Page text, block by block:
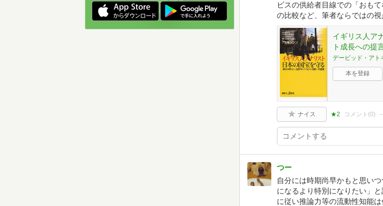
ビスの供給者目線での「おも
の比較など、筆者ならではの視
イギリス人ア
ト成長への提
デービッド・アト
本を登録
ナイス ★2 コメント(0)
つー
自分には時期尚早かもと思い
になるより特別になりたい」
に従い推論力等の流動性知能